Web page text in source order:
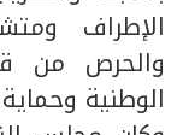
الإطراف
والحرص من
الوطنية